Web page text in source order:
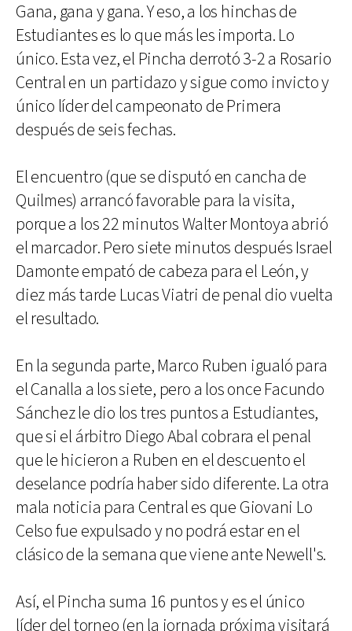
Gana, gana y gana. Y eso, a los hinchas de
Estudiantes es lo que más les importa. Lo
único. Esta vez, el Pincha derrotó 3-2 a Rosario
Central en un partidazo y sigue como invicto y
único líder del campeonato de Primera
después de seis fechas.
El encuentro (que se disputó en cancha de
Quilmes) arrancó favorable para la visita,
porque a los 22 minutos Walter Montoya abrió
el marcador. Pero siete minutos después Israel
Damonte empató de cabeza para el León, y
diez más tarde Lucas Viatri de penal dio vuelta
el resultado.
En la segunda parte, Marco Ruben igualó para
el Canalla a los siete, pero a los once Facundo
Sánchez le dio los tres puntos a Estudiantes,
que si el árbitro Diego Abal cobrara el penal
que le hicieron a Ruben en el descuento el
deselance podría haber sido diferente. La otra
mala noticia para Central es que Giovani Lo
Celso fue expulsado y no podrá estar en el
clásico de la semana que viene ante Newell's.
Así, el Pincha suma 16 puntos y es el único
líder del torneo (en la jornada próxima visitará